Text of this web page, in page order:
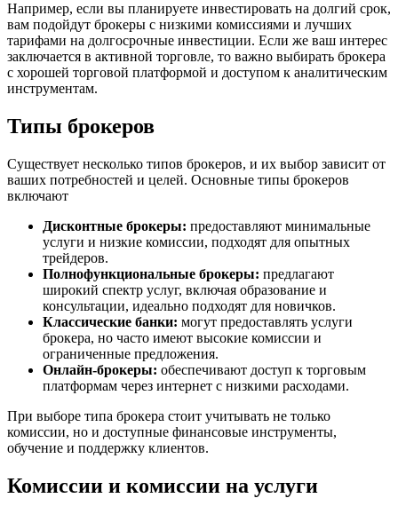
Например, если вы планируете инвестировать на долгий срок,
вам подойдут брокеры с низкими комиссиями и лучших
тарифами на долгосрочные инвестиции. Если же ваш интерес
заключается в активной торговле, то важно выбирать брокера
с хорошей торговой платформой и доступом к аналитическим
инструментам.
Типы брокеров
Существует несколько типов брокеров, и их выбор зависит от
ваших потребностей и целей. Основные типы брокеров
включают
Дисконтные брокеры: предоставляют минимальные
услуги и низкие комиссии, подходят для опытных
трейдеров.
Полнофункциональные брокеры: предлагают
широкий спектр услуг, включая образование и
консультации, идеально подходят для новичков.
Классические банки: могут предоставлять услуги
брокера, но часто имеют высокие комиссии и
ограниченные предложения.
Онлайн-брокеры: обеспечивают доступ к торговым
платформам через интернет с низкими расходами.
При выборе типа брокера стоит учитывать не только
комиссии, но и доступные финансовые инструменты,
обучение и поддержку клиентов.
Комиссии и комиссии на услуги